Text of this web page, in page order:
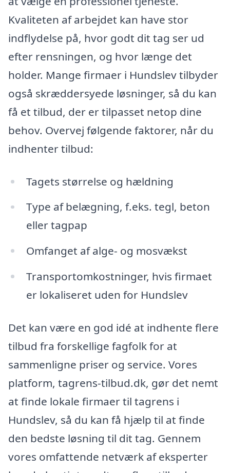
Kvaliteten af arbejdet kan have stor
indflydelse på, hvor godt dit tag ser ud
efter rensningen, og hvor længe det
holder. Mange firmaer i Hundslev tilbyder
også skræddersyede løsninger, så du kan
få et tilbud, der er tilpasset netop dine
behov. Overvej følgende faktorer, når du
indhenter tilbud:
Tagets størrelse og hældning
Type af belægning, f.eks. tegl, beton
eller tagpap
Omfanget af alge- og mosvækst
Transportomkostninger, hvis firmaet
er lokaliseret uden for Hundslev
Det kan være en god idé at indhente flere
tilbud fra forskellige fagfolk for at
sammenligne priser og service. Vores
platform, tagrens-tilbud.dk, gør det nemt
at finde lokale firmaer til tagrens i
Hundslev, så du kan få hjælp til at finde
den bedste løsning til dit tag. Gennem
vores omfattende netværk af eksperter